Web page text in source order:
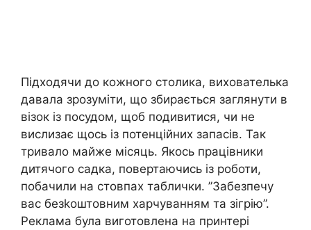
Підходячи до кожного столика, вихователька
давала зрозуміти, що збирається заглянути в
візок із посудом, щоб подивитися, чи не
вислизає щось із потенційних запасів. Так
тривало майже місяць. Якось працівники
дитячого садка, повертаючись із роботи,
побачили на стовпах таблички. ”Забезпечу
вас безkоштовним харчуванням та зігрію”.
Реклама була виготовлена на принтері